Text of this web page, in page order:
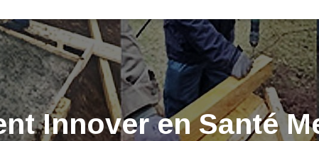
Innover en Santé